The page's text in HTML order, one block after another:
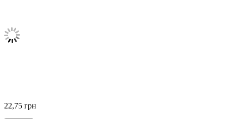
22,75 грн